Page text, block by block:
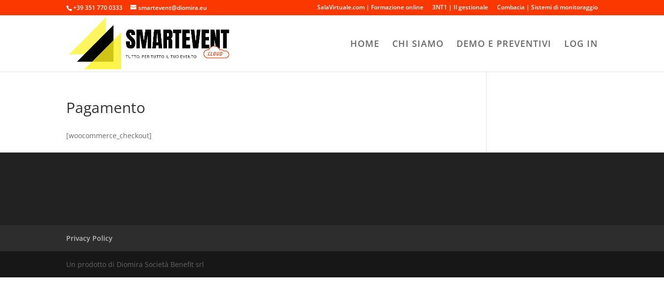
+39 351 770 0333 smartevent@diomira.eu SalaVirtuale.com | Formazione online 3NT1 | Il gestionale Combacia | Sistemi di monitoraggio
HOME CHI SIAMO DEMO E PREVENTIVI LOG IN
Pagamento
[woocommerce_checkout]
Privacy Policy
Un prodotto di Diomira Società Benefit srl